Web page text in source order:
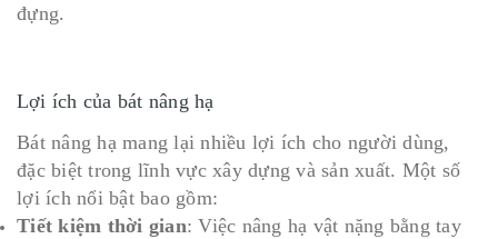
đựng.
Lợi ích của bát nâng hạ
Bát nâng hạ mang lại nhiều lợi ích cho người dùng,
đặc biệt trong lĩnh vực xây dựng và sản xuất. Một số
lợi ích nổi bật bao gồm:
Tiết kiệm thời gian: Việc nâng hạ vật nặng bằng tay